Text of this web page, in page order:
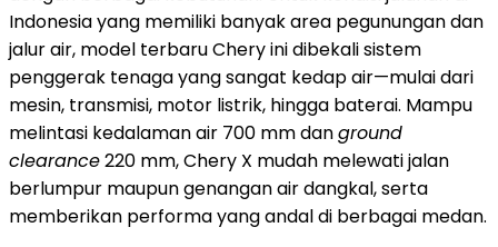
Indonesiayang memiliki banyak area pegunungan dan
jalur air, model terbaru Chery ini dibekali sistem
penggerak tenaga yang sangat kedap air—mulai dari
mesin, transmisi, motor listrik, hingga baterai. Mampu
melintasi kedalaman air 700 mm danground
clearance220 mm, Chery X mudah melewati jalan
berlumpur maupun genangan air dangkal, serta
memberikan performa yang andal di berbagai medan.